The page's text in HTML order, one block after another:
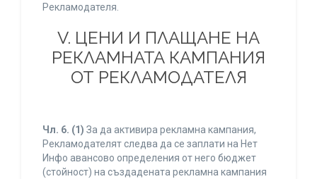
Рекламодателя.
V. ЦЕНИ И ПЛАЩАНЕ НА
РЕКЛАМНАТА КАМПАНИЯ
ОТ РЕКЛАМОДАТЕЛЯ
Чл. 6. (1) За да активира рекламна кампания,
Рекламодателят следва да се заплати на Нет
Инфо авансово определения от него бюджет
(стойност) на създадената рекламна кампания